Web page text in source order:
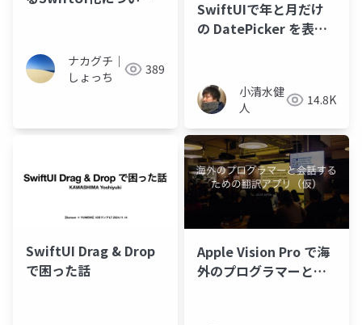
ナカグチ｜
しょっち
389
SwiftUIで年と月だけ
の DatePicker を表示
小清水健
人
14.8K
SwiftUI Drag & Drop
で困った話
Apple Vision Pro で海
外のプログラマーと会